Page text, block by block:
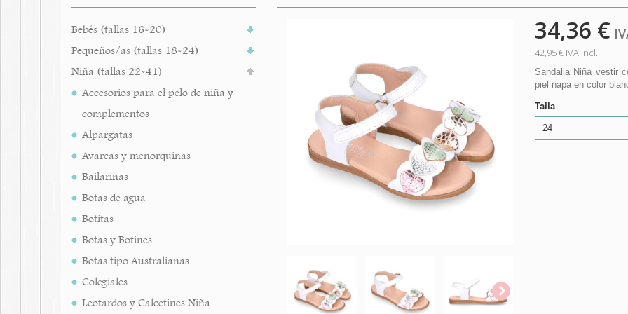
Bebés (tallas 16-20)
Pequeños/as (tallas 18-24)
Niña (tallas 22-41)
Accesorios para el pelo de niña y
complementos
Alpargatas
Avarcas y menorquinas
Bailarinas
Botas de agua
Botitas
Botas y Botines
Botas tipo Australianas
Colegiales
Leotardos y Calcetines Niña
34,36 €
42,95 €IVA incl.
Sandalia Niña vestir
piel napa en color
Talla
24